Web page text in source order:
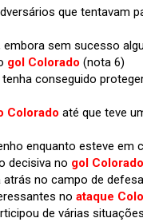
que tentavam
sem sucesso
gol Colorado (nota 6)
conseguido
Colorado até que teve
enquanto esteve em
decisiva no gol Colorado
no campo de
no ataque
de várias